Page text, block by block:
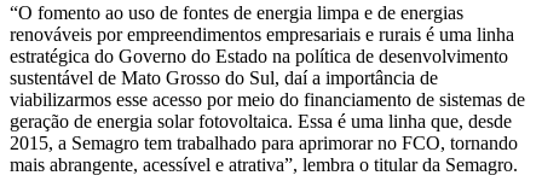
“O fomento ao uso de fontes de energia limpa e de energias
renováveis por empreendimentos empresariais e rurais é uma linha
estratégica do Governo do Estado na política de desenvolvimento
sustentável de Mato Grosso do Sul, daí a importância de
viabilizarmos esse acesso por meio do financiamento de sistemas de
geração de energia solar fotovoltaica. Essa é uma linha que, desde
2015, a Semagro tem trabalhado para aprimorar no FCO, tornando
mais abrangente, acessível e atrativa”, lembra o titular da Semagro.